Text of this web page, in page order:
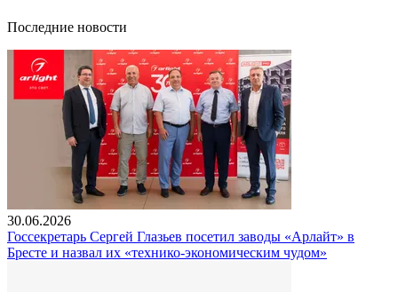
Последние новости
30.06.2026
Госсекретарь Сергей Глазьев посетил заводы «Арлайт» в
Бресте и назвал их «технико-экономическим чудом»